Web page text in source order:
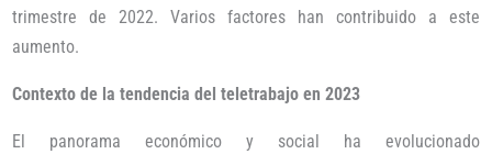
trimestre de 2022. Varios factores han contribuido a este
aumento.
Contexto de la tendencia del teletrabajo en 2023
El panorama económico y social ha evolucionado